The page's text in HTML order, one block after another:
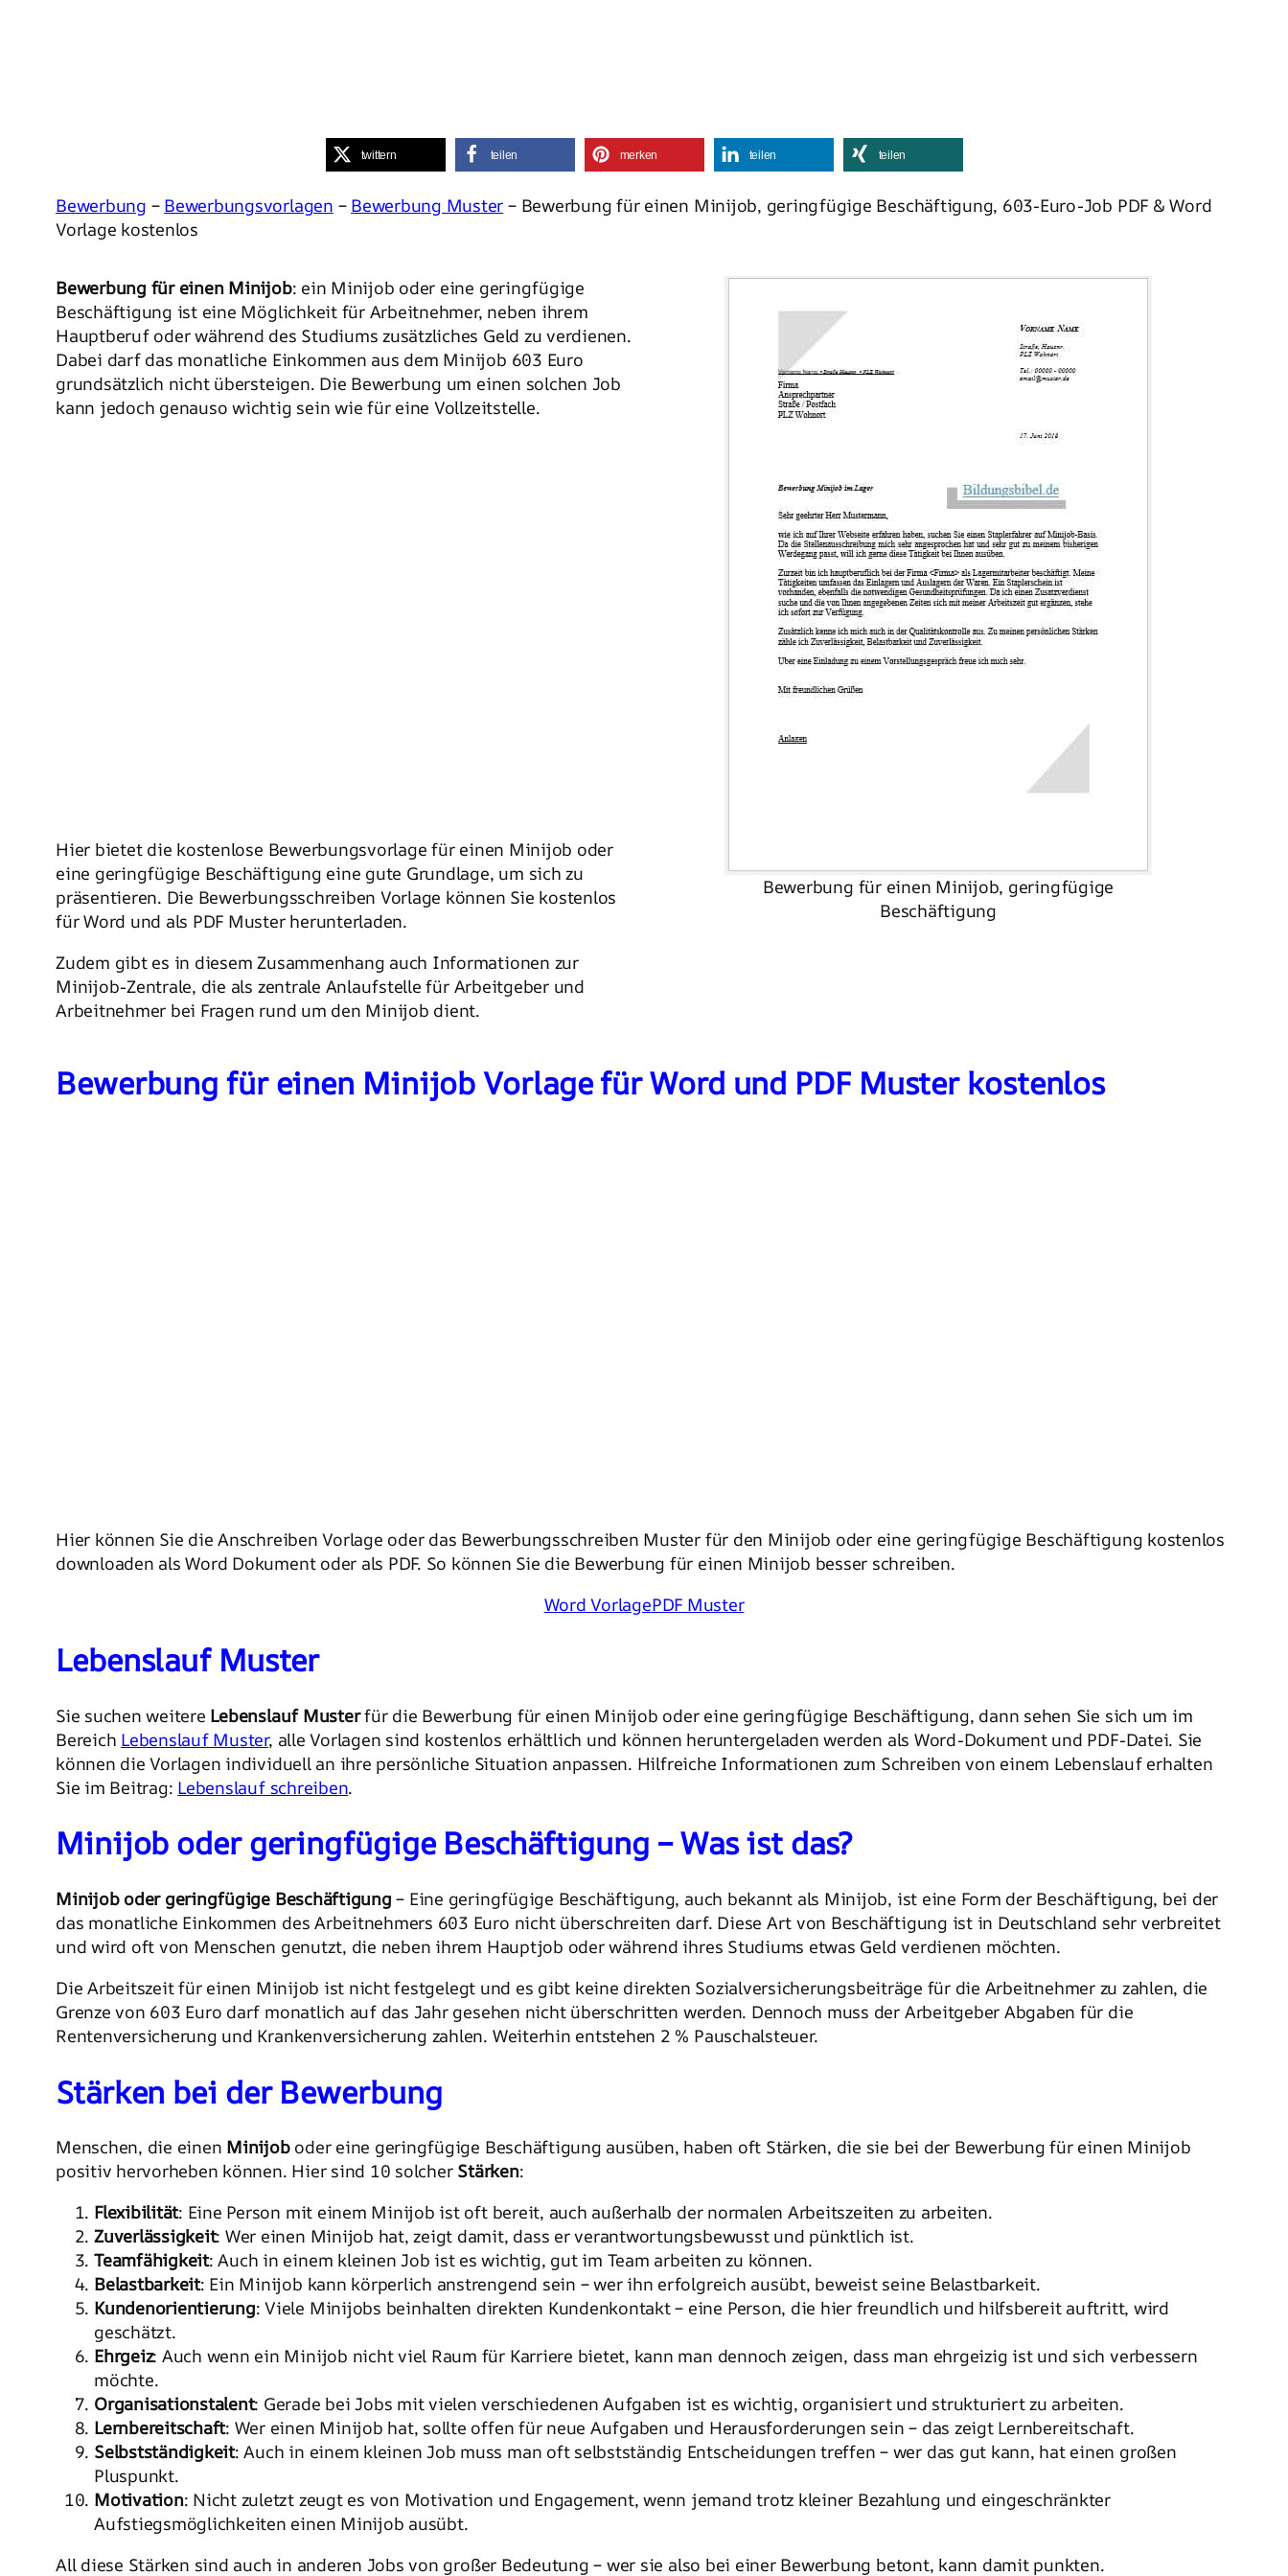
twittern teilen merken teilen teilen
Bewerbung – Bewerbungsvorlagen – Bewerbung Muster – Bewerbung für einen Minijob, geringfügige Beschäftigung, 603-Euro-Job PDF & Word
Vorlage kostenlos
Bewerbung für einen Minijob: ein Minijob oder eine geringfügige
Beschäftigung ist eine Möglichkeit für Arbeitnehmer, neben ihrem
Hauptberuf oder während des Studiums zusätzliches Geld zu verdienen.
Dabei darf das monatliche Einkommen aus dem Minijob 603 Euro
grundsätzlich nicht übersteigen. Die Bewerbung um einen solchen Job
kann jedoch genauso wichtig sein wie für eine Vollzeitstelle.
Hier bietet die kostenlose Bewerbungsvorlage für einen Minijob oder
eine geringfügige Beschäftigung eine gute Grundlage, um sich zu
präsentieren. Die Bewerbungsschreiben Vorlage können Sie kostenlos
für Word und als PDF Muster herunterladen.
Zudem gibt es in diesem Zusammenhang auch Informationen zur
Minijob-Zentrale, die als zentrale Anlaufstelle für Arbeitgeber und
Arbeitnehmer bei Fragen rund um den Minijob dient.
Bewerbung für einen Minijob, geringfügige
Beschäftigung
Bewerbung für einen Minijob Vorlage für Word und PDF Muster kostenlos
Hier können Sie die Anschreiben Vorlage oder das Bewerbungsschreiben Muster für den Minijob oder eine geringfügige Beschäftigung kostenlos
downloaden als Word Dokument oder als PDF. So können Sie die Bewerbung für einen Minijob besser schreiben.
Word VorlagePDF Muster
Lebenslauf Muster
Sie suchen weitere Lebenslauf Musterfür die Bewerbung für einen Minijob oder eine geringfügige Beschäftigung, dann sehen Sie sich um im
Bereich Lebenslauf Muster, alle Vorlagen sind kostenlos erhältlich und können heruntergeladen werden als Word-Dokument und PDF-Datei. Sie
können die Vorlagen individuell an ihre persönliche Situation anpassen. Hilfreiche Informationen zum Schreiben von einem Lebenslauf erhalten
Sie im Beitrag: Lebenslauf schreiben.
Minijob oder geringfügige Beschäftigung – Was ist das?
Minijob oder geringfügige Beschäftigung – Eine geringfügige Beschäftigung, auch bekannt als Minijob, ist eine Form der Beschäftigung, bei der
das monatliche Einkommen des Arbeitnehmers 603 Euro nicht überschreiten darf. Diese Art von Beschäftigung ist in Deutschland sehr verbreitet
und wird oft von Menschen genutzt, die neben ihrem Hauptjob oder während ihres Studiums etwas Geld verdienen möchten.
Die Arbeitszeit für einen Minijob ist nicht festgelegt und es gibt keine direkten Sozialversicherungsbeiträge für die Arbeitnehmer zu zahlen, die
Grenze von 603 Euro darf monatlich auf das Jahr gesehen nicht überschritten werden. Dennoch muss der Arbeitgeber Abgaben für die
Rentenversicherung und Krankenversicherung zahlen. Weiterhin entstehen 2 % Pauschalsteuer.
Stärken bei der Bewerbung
Menschen, die einen Minijoboder eine geringfügige Beschäftigung ausüben, haben oft Stärken, die sie bei der Bewerbung für einen Minijob
positiv hervorheben können. Hier sind 10 solcher Stärken:
Flexibilität: Eine Person mit einem Minijob ist oft bereit, auch außerhalb der normalen Arbeitszeiten zu arbeiten.
Zuverlässigkeit: Wer einen Minijob hat, zeigt damit, dass er verantwortungsbewusst und pünktlich ist.
Teamfähigkeit: Auch in einem kleinen Job ist es wichtig, gut im Team arbeiten zu können.
Belastbarkeit: Ein Minijob kann körperlich anstrengend sein – wer ihn erfolgreich ausübt, beweist seine Belastbarkeit.
Kundenorientierung: Viele Minijobs beinhalten direkten Kundenkontakt – eine Person, die hier freundlich und hilfsbereit auftritt, wird
geschätzt.
Ehrgeiz: Auch wenn ein Minijob nicht viel Raum für Karriere bietet, kann man dennoch zeigen, dass man ehrgeizig ist und sich verbessern
möchte.
Organisationstalent: Gerade bei Jobs mit vielen verschiedenen Aufgaben ist es wichtig, organisiert und strukturiert zu arbeiten.
Lernbereitschaft: Wer einen Minijob hat, sollte offen für neue Aufgaben und Herausforderungen sein – das zeigt Lernbereitschaft.
Selbstständigkeit: Auch in einem kleinen Job muss man oft selbstständig Entscheidungen treffen – wer das gut kann, hat einen großen
Pluspunkt.
Motivation: Nicht zuletzt zeugt es von Motivation und Engagement, wenn jemand trotz kleiner Bezahlung und eingeschränkter
Aufstiegsmöglichkeiten einen Minijob ausübt.
All diese Stärken sind auch in anderen Jobs von großer Bedeutung – wer sie also bei einer Bewerbung betont, kann damit punkten.